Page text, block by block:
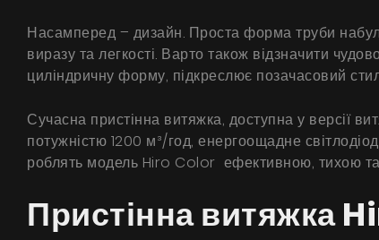
Насамперед – дизайн. Проста форма труби
виразу та легкості. Варто також відзначити
циліндричну форму, підкреслює позачасовий
Сучасна пристінна витяжка, доступна у версії
потужністю 1200 м³/год, енергоощадне
роблять модель Hiro Color ефективною, тихою та
Пристінна витяжка